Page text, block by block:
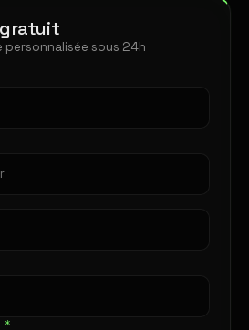
personnalisée sous 24h
*